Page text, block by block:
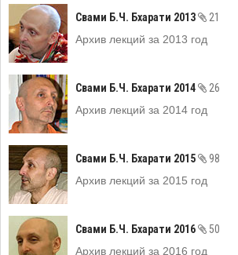
Свами Б.Ч. Бхарати 2013
21
Архив лекций за 2013 год
Свами Б.Ч. Бхарати 2014
26
Архив лекций за 2014 год
Свами Б.Ч. Бхарати 2015
98
Архив лекций за 2015 год
Свами Б.Ч. Бхарати 2016
50
Архив лекций за 2016 год